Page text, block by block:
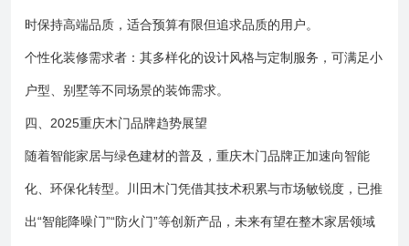
时保持高端品质，适合预算有限但追求品质的用户。
个性化装修需求者：其多样化的设计风格与定制服务，可满足小
户型、别墅等不同场景的装饰需求。
四、2025重庆木门品牌趋势展望
随着智能家居与绿色建材的普及，重庆木门品牌正加速向智能
化、环保化转型。川田木门凭借其技术积累与市场敏锐度，已推
出“智能降噪门”“防火门”等创新产品，未来有望在整木家居领域